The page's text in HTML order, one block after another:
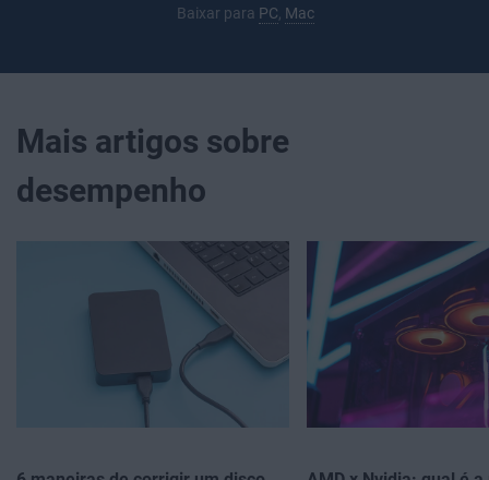
Baixar para PC Mac
Mais artigos sobre
desempenho